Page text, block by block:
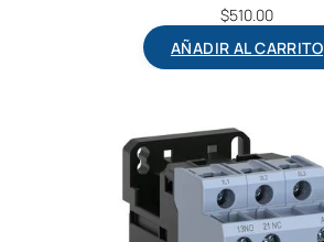
$510.00
AÑADIR AL CARRITO